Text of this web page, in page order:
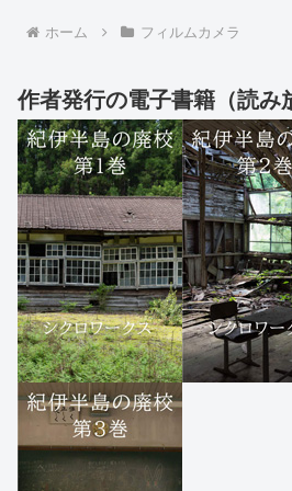
ホーム フィルムカメラ
作者発行の電子書籍（読み